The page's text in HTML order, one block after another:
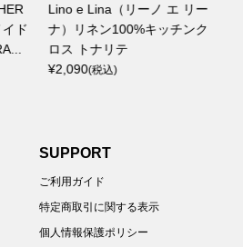
Lino e Lina（リーノ エ リー
ナ）リネン100%キッチンク
ロス トナリテ
(税込)
犬一印
¥880
SUPPORT
ご利用ガイド
特定商取引に関する表示
個人情報保護ポリシー